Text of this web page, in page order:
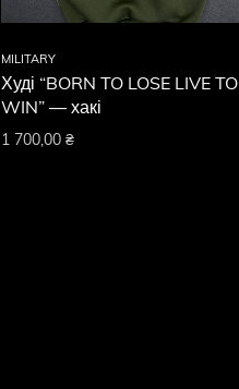
MILITARY
Худі “BORN TO LOSE LIVE TO
WIN” — хакі
1 700,00₴